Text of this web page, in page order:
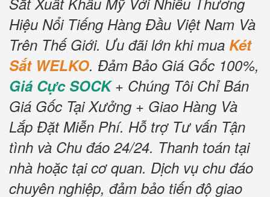
Hiệu Nổi Tiếng Hàng Đầu Việt Nam Và
Trên Thế Giới. Ưu đãi lớn khi mua Két
Sắt WELKO. Đảm Bảo Giá Gốc 100%,
Giá Cực SOCK+ Chúng Tôi Chỉ Bán
Giá Gốc Tại Xưởng + Giao Hàng Và
Lắp Đặt Miễn Phí. Hỗ trợ Tư vấn Tận
tình và Chu đáo 24/24. Thanh toán tại
nhà hoặc tại cơ quan. Dịch vụ chu đáo
chuyên nghiệp, đảm bảo tiến độ giao